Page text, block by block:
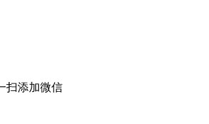
扫添加微信